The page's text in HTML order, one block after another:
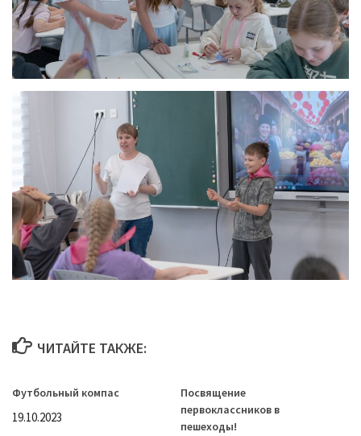
ЧИТАЙТЕ ТАКЖЕ:
Футбольный компас
19.10.2023
Посвящение
первоклассников в
пешеходы!